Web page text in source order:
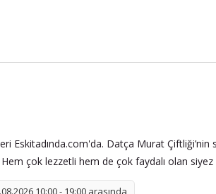
Eskitadında.com'da. Datça Murat Çiftliği’nin
çok lezzetli hem de çok faydalı olan siyez
10:00 - 19:00 arasında